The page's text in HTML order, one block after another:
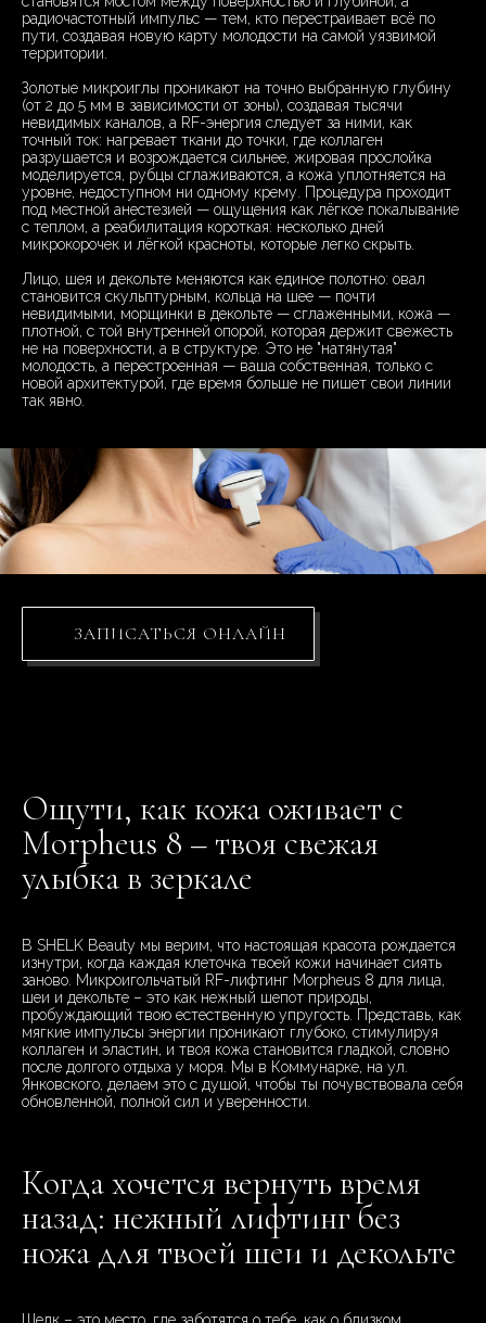
радиочастотный импульс — тем, кто перестраивает всё по
пути, создавая новую карту молодости на самой уязвимой
территории.
Золотые микроиглы проникают на точно выбранную глубину
(от 2 до 5 мм в зависимости от зоны), создавая тысячи
невидимых каналов, а RF-энергия следует за ними, как
точный ток: нагревает ткани до точки, где коллаген
разрушается и возрождается сильнее, жировая прослойка
моделируется, рубцы сглаживаются, а кожа уплотняется на
уровне, недоступном ни одному крему. Процедура проходит
под местной анестезией — ощущения как лёгкое покалывание
с теплом, а реабилитация короткая: несколько дней
микрокорочек и лёгкой красноты, которые легко скрыть.
Лицо, шея и декольте меняются как единое полотно: овал
становится скульптурным, кольца на шее — почти
невидимыми, морщинки в декольте — сглаженными, кожа —
плотной, с той внутренней опорой, которая держит свежесть
не на поверхности, а в структуре. Это не "натянутая"
молодость, а перестроенная — ваша собственная, только с
новой архитектурой, где время больше не пишет свои линии
так явно.
ЗАПИСАТЬСЯ ОНЛАЙН
Ощути, как кожа оживает с
Morpheus 8 – твоя свежая
улыбка в зеркале
В SHELK Beauty мы верим, что настоящая красота рождается
изнутри, когда каждая клеточка твоей кожи начинает сиять
заново. Микроигольчатый RF-лифтинг Morpheus 8 для лица,
шеи и декольте – это как нежный шепот природы,
пробуждающий твою естественную упругость. Представь, как
мягкие импульсы энергии проникают глубоко, стимулируя
коллаген и эластин, и твоя кожа становится гладкой, словно
после долгого отдыха у моря. Мы в Коммунарке, на ул.
Янковского, делаем это с душой, чтобы ты почувствовала себя
обновленной, полной сил и уверенности.
Когда хочется вернуть время
назад: нежный лифтинг без
ножа для твоей шеи и декольте